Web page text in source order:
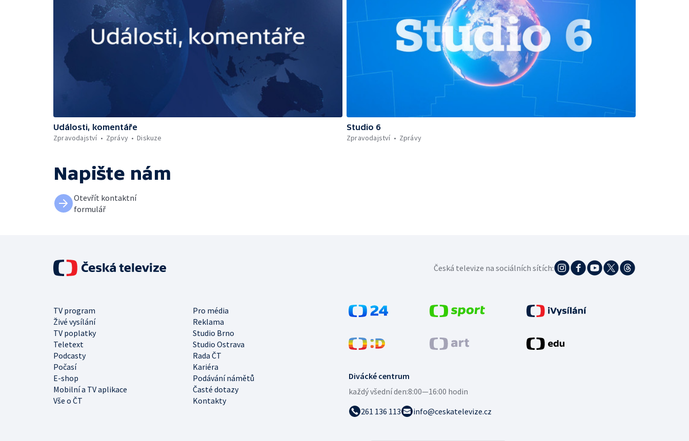
Události, komentáře
Zpravodajství
Zprávy Diskuze
Studio 6
Zpravodajství
Zprávy
Napište nám
Otevřít kontaktní
formulář
Divácké centrum
každý všední den:8:00—16:00 hodin
261 136 113
info@ceskatelevize.cz
TV program
Pro média
Živé vysílání
Reklama
TV poplatky
Studio Brno
Teletext
Studio Ostrava
Podcasty
Rada ČT
Počasí
Kariéra
E-shop
Podávání námětů
Mobilní a TV aplikace
Časté dotazy
Vše o ČT
Kontakty
Česká televize na sociálních sítích: